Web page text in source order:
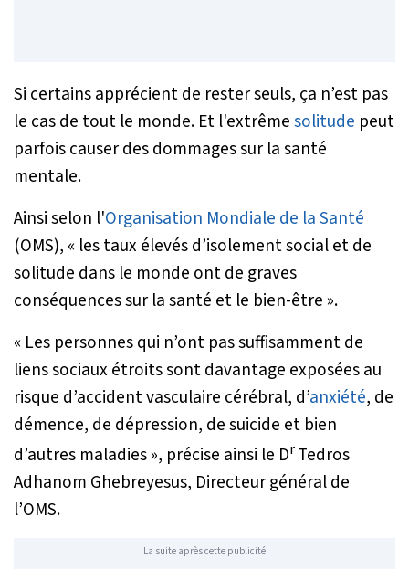
Si certains apprécient de rester seuls, ça n’est pas
le cas de tout le monde. Et l'extrêmesolitude peut
parfois causer des dommages sur la santé
mentale.
Ainsi selon l'Organisation Mondiale de la Santé
(OMS), « les taux élevés d’isolement social et de
solitude dans le monde ont de graves
conséquences sur la santé et le bien-être ».
« Les personnes qui n’ont pas suffisamment de
liens sociaux étroits sont davantage exposées au
risque d’accident vasculaire cérébral, d’anxiété, de
démence, de dépression, de suicide et bien
d’autres maladies», précise ainsi le DrTedros
Adhanom Ghebreyesus, Directeur général de
l’OMS.
La suite après cette publicité